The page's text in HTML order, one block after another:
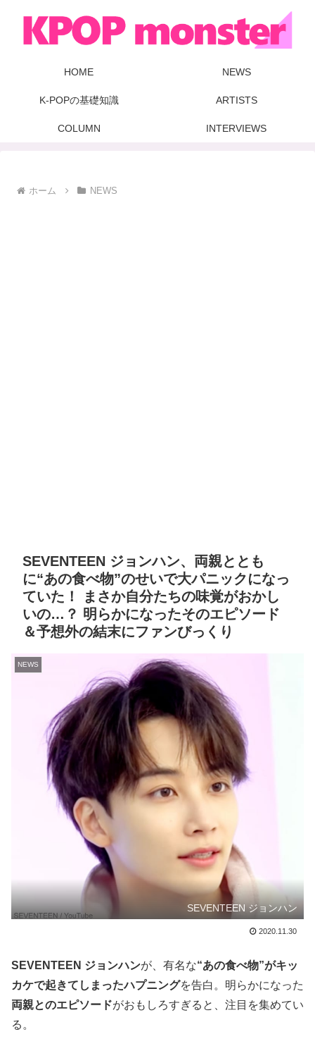
HOME NEWS
K-POPの基礎知識 ARTISTS
COLUMN INTERVIEWS
ホーム NEWS
SEVENTEEN ジョンハン、両親ととも
に“あの食べ物”のせいで大パニックになっ
ていた！ まさか自分たちの味覚がおかし
いの…？ 明らかになったそのエピソード
＆予想外の結末にファンびっくり
NEWS
SEVENTEEN ジョンハン
2020.11.30
SEVENTEEN ジョンハンが、有名な“あの食べ物”がキッ
カケで起きてしまったハプニングを告白。明らかになった
両親とのエピソードがおもしろすぎると、注目を集めてい
る。